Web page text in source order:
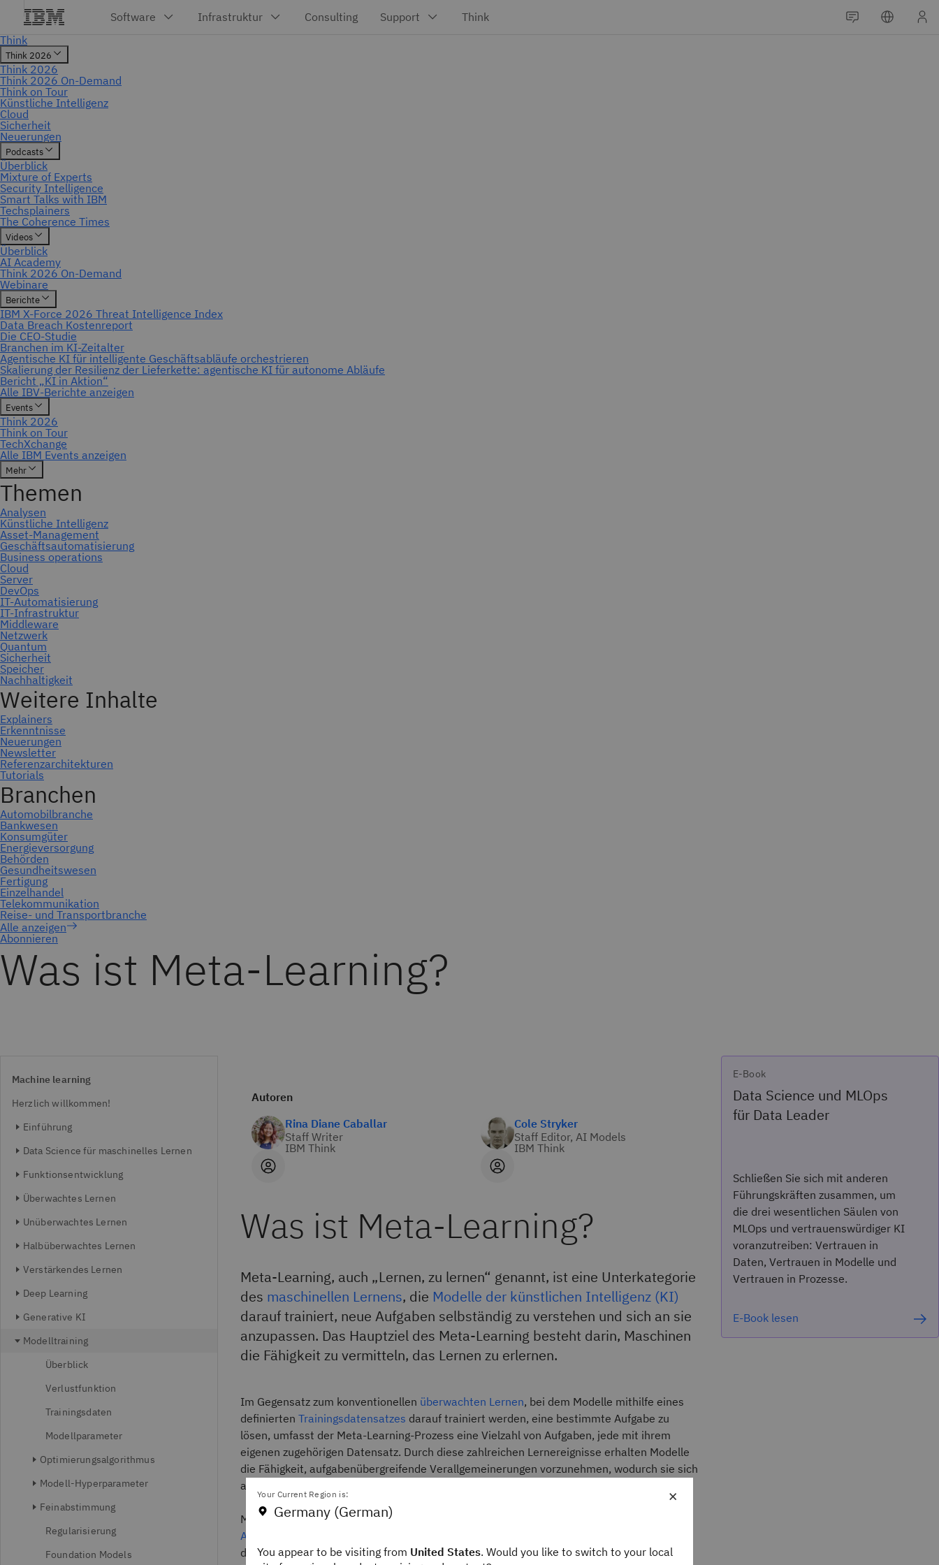
Abonnieren
Was ist Meta-Learning?
Machine learning
Herzlich willkommen!
Einführung
Data Science für maschinelles Lernen
Funktionsentwicklung
Überwachtes Lernen
Unüberwachtes Lernen
Halbüberwachtes Lernen
Verstärkendes Lernen
Deep Learning
Generative KI
Modelltraining
Überblick
Verlustfunktion
Trainingsdaten
Modellparameter
Optimierungsalgorithmus
Modell-Hyperparameter
Feinabstimmung
Regularisierung
Foundation Models
Autoren
Rina Diane Caballar
Staff Writer
IBM Think
Cole Stryker
Staff Editor, AI Models
IBM Think
Was ist Meta-Learning?
Meta-Learning, auch „Lernen, zu lernen“ genannt, ist eine Unterkategorie
des maschinellen Lernens, die Modelle der künstlichen Intelligenz (KI)
darauf trainiert, neue Aufgaben selbständig zu verstehen und sich an sie
anzupassen. Das Hauptziel des Meta-Learning besteht darin, Maschinen
die Fähigkeit zu vermitteln, das Lernen zu erlernen.
Im Gegensatz zum konventionellen überwachten Lernen, bei dem Modelle mithilfe eines
definierten Trainingsdatensatzes darauf trainiert werden, eine bestimmte Aufgabe zu
lösen, umfasst der Meta-Learning-Prozess eine Vielzahl von Aufgaben, jede mit ihrem
eigenen zugehörigen Datensatz. Durch diese zahlreichen Lernereignisse erhalten Modelle
die Fähigkeit, aufgabenübergreifende Verallgemeinerungen vorzunehmen, wodurch sie sich
auch mit wenigen Daten schnell an neue Szenarien anpassen können.
Meta-Learning-Algorithmen werden an den Vorhersagen und Metadaten anderer
Algorithmen für maschinelles Lernen
dann eigene Vorhersagen sowie Informationen, die zur Verbesserung der Leistung und
E-Book
Data Science und MLOps
für Data Leader
Schließen Sie sich mit anderen
Führungskräften zusammen, um
die drei wesentlichen Säulen von
MLOps und vertrauenswürdiger KI
voranzutreiben: Vertrauen in
Daten, Vertrauen in Modelle und
Vertrauen in Prozesse.
E-Book lesen
×
Your Current Region is:
Germany (German)
You appear to be visiting from United States. Would you like to switch to your local